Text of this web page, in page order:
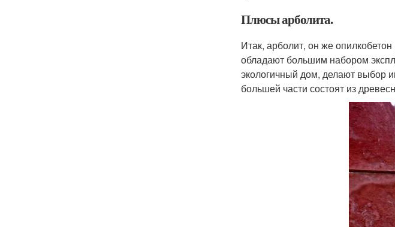
Плюсы арболита.
Итак, арболит, он же
обладают большим набором
экологичный дом, делают выбор
большей части состоят из